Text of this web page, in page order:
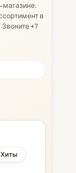
в
+7
Хиты